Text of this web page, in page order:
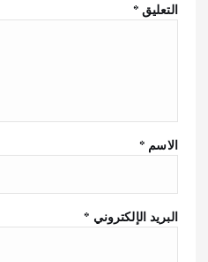
التعليق*
الاسم *
البريد الإلكتروني *